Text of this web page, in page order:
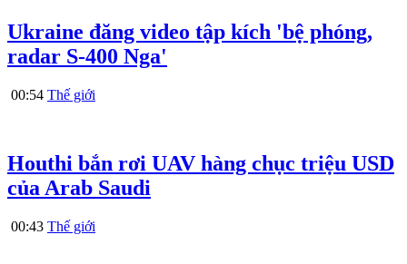
Ukraine đăng video tập kích 'bệ phóng,
radar S-400 Nga'
00:54 Thế giới
Houthi bắn rơi UAV hàng chục triệu USD
của Arab Saudi
00:43 Thế giới